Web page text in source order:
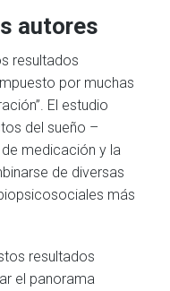
autores
resultados
por muchas
El estudio
del sueño –
medicación y la
de diversas
más
resultados
el panorama